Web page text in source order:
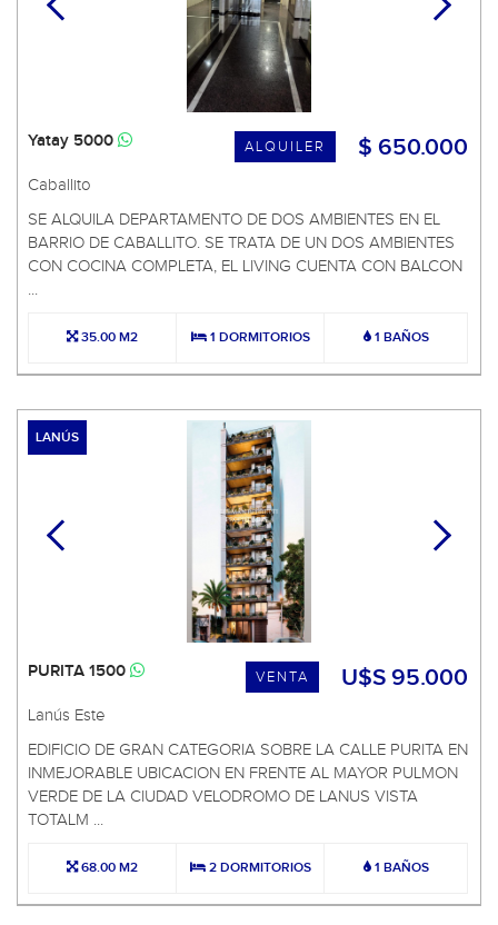
$ 650.000
ALQUILER
Yatay 5000
Caballito
SE ALQUILA DEPARTAMENTO DE DOS AMBIENTES EN EL
BARRIO DE CABALLITO. SE TRATA DE UN DOS AMBIENTES
CON COCINA COMPLETA, EL LIVING CUENTA CON BALCON
...
35.00 M2 1 DORMITORIOS 1 BAÑOS
LANÚS
U$S 95.000
VENTA
PURITA 1500
Lanús Este
EDIFICIO DE GRAN CATEGORIA SOBRE LA CALLE PURITA EN
INMEJORABLE UBICACION EN FRENTE AL MAYOR PULMON
VERDE DE LA CIUDAD VELODROMO DE LANUS VISTA
TOTALM ...
68.00 M2 2 DORMITORIOS 1 BAÑOS